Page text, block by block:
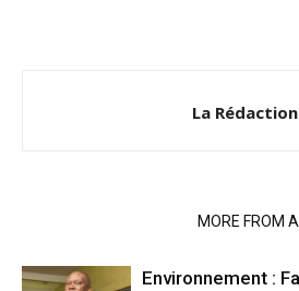
La Rédaction
MORE FROM
Environnement :